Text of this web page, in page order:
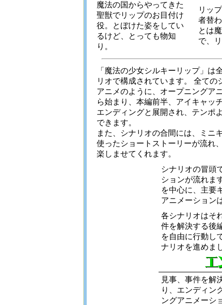
魔法の国からやってきた
聖獣でリップのお目付け
役。とぼけた姿をしてい
るけど、とっても物知
り。
リッ
者替
とは
で、
「魔法の少女シルキーリップ」は
リオで構成されています。 全ての
アニメのように、オープニングア
ら始まり、本編前半、アイキャッ
エンディングと展開され、テンポ
できます。
また、シナリオの合間には、ミニ
使ったショートストーリーが流れ
楽しませてくれます。
シナリオの冒頭
ションが流れま
を中心に、主要
アニメーション
各シナリオはそ
件を解決する後
を自由に行動し
ナリオを進めま
見事、事件を解
り、エンディン
ングアニメーシ